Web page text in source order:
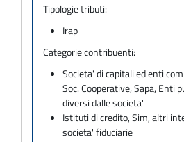
Tipologie tributi:
Irap
Categorie contribuenti:
Societa' di capitali ed enti
Soc. Cooperative, Sapa, Enti
diversi dalle societa'
Istituti di credito, Sim, altri
societa' fiduciarie